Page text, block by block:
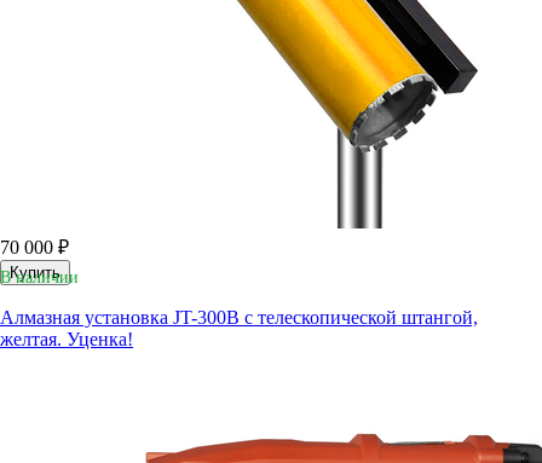
70 000 ₽
Купить
В наличии
Алмазная установка JT-300B с телескопической штангой,
желтая. Уценка!